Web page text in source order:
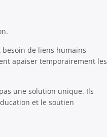
de liens humains
apaiser temporairement les
une solution unique. Ils
et le soutien